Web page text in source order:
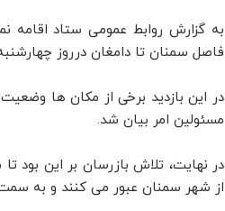
به گزارش روابط عمومی ستاد اقامه
فاصل سمنان تا دامغان درروز
در این بازدید برخی از مکان ها
مسئولین امر بیان شد.
در نهایت، تلاش بازرسان بر این بود تا
از شهر سمنان عبور می کنند و به